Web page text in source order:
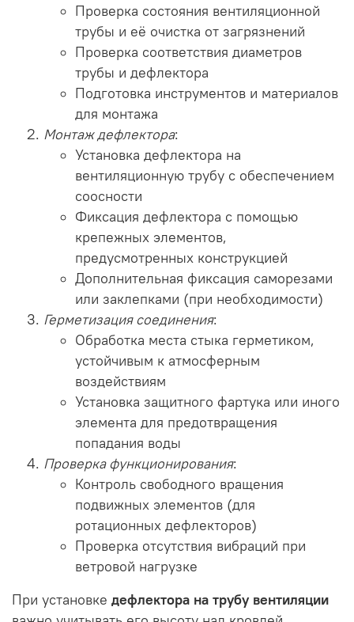
Проверка состояния вентиляционной
трубы и её очистка от загрязнений
Проверка соответствия диаметров
трубы и дефлектора
Подготовка инструментов и материалов
для монтажа
Монтаж дефлектора:
Установка дефлектора на
вентиляционную трубу с обеспечением
соосности
Фиксация дефлектора с помощью
крепежных элементов,
предусмотренных конструкцией
Дополнительная фиксация саморезами
или заклепками (при необходимости)
Герметизация соединения:
Обработка места стыка герметиком,
устойчивым к атмосферным
воздействиям
Установка защитного фартука или иного
элемента для предотвращения
попадания воды
Проверка функционирования:
Контроль свободного вращения
подвижных элементов (для
ротационных дефлекторов)
Проверка отсутствия вибраций при
ветровой нагрузке
При установке дефлектора на трубу вентиляции